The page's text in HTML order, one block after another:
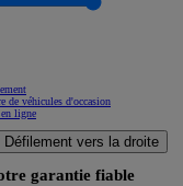
de véhicules d'occasion
ligne
Défilement vers la droite
garantie fiable